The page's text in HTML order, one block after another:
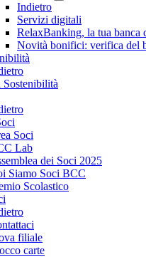
Indietro
Servizi digitali
RelaxBanking, la tua banca
Novità bonifici: verifica del
Sostenibilità
Soci
Lab
dei Soci 2025
Siamo Soci BCC
Scolastico
filiale
carte